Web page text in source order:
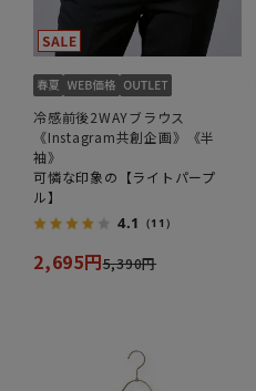
冷感前後2WAYブラウス
《Instagram共創企画》《半
袖》
可憐な印象の【ライトパープ
ル】
4.1 （11）
2,695円5,390円